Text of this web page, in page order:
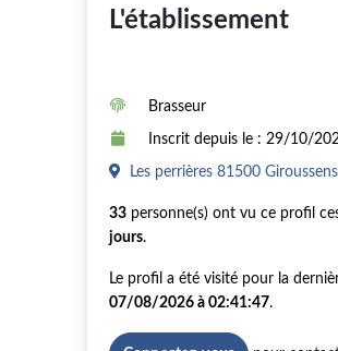
L'établissement
Brasseur
Inscrit depuis le : 29/10/
Les perrières 81500 Giroussens
33personne(s) ont vu ce profil
jours.
Le profil a été visité pour la
07/08/2026 à 02:41:47.